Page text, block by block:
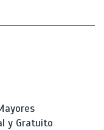
y Gratuito